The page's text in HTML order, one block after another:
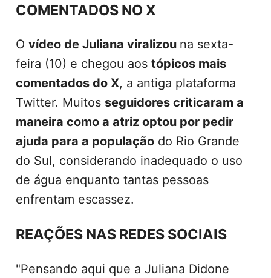
COMENTADOS NO X
O vídeo de Juliana viralizou na sexta-
feira (10) e chegou aos tópicos mais
comentados do X, a antiga plataforma
Twitter. Muitos seguidores criticaram a
maneira como a atriz optou por pedir
ajuda para a população do Rio Grande
do Sul, considerando inadequado o uso
de água enquanto tantas pessoas
enfrentam escassez.
REAÇÕES NAS REDES SOCIAIS
"Pensando aqui que a Juliana Didone